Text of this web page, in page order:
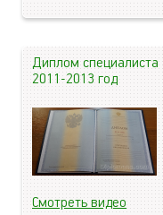
Диплом специалиста
2011-2013 год
Смотреть видео